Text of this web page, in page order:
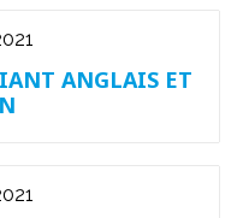
ANGLAIS ET